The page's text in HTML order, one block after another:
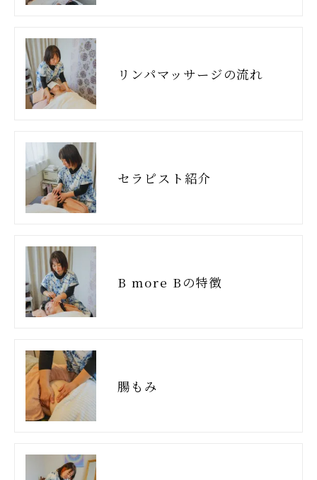
リンパマッサージの流れ
セラピスト紹介
B more Bの特徴
腸もみ